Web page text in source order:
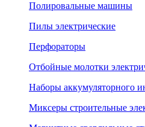
Полировальные машины
Пилы электрические
Перфораторы
Отбойные молотки
Наборы аккумуляторного
Миксеры строительные